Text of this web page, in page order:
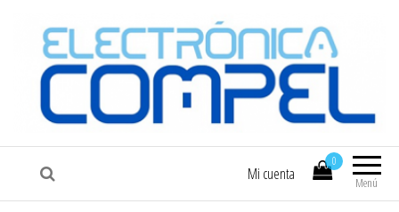
COMPEL Electrónica COMPEL
Menú
0
Mi cuenta